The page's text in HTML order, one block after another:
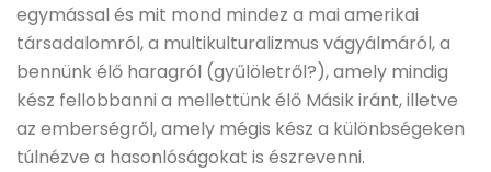
egymással és mit mond mindez a mai amerikai
társadalomról, a multikulturalizmus vágyálmáról, a
bennünk élő haragról (gyűlöletről?), amely mindig
kész fellobbanni a mellettünk élő Másik iránt, illetve
az emberségről, amely mégis kész a különbségeken
túlnézve a hasonlóságokat is észrevenni.